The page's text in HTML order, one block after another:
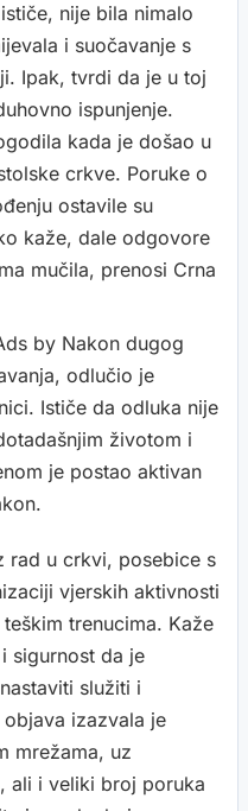
nije bila nimalo
i suočavanje s
Ipak, tvrdi da je u toj
ispunjenje.
kada je došao u
crkve. Poruke o
ostavile su
kaže, dale odgovore
mučila, prenosi Crna
by Nakon dugog
odlučio je
Ističe da odluka nije
životom i
je postao aktivan
rad u crkvi, posebice s
vjerskih aktivnosti
trenucima. Kaže
sigurnost da je
služiti i
izazvala je
mrežama, uz
ali i veliki broj poruka